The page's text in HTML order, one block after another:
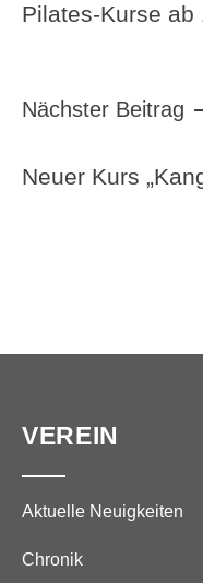
Pilates-Kurse ab
Nächster Beitrag
Neuer Kurs
VEREIN
Aktuelle Neuigkeiten
Chronik